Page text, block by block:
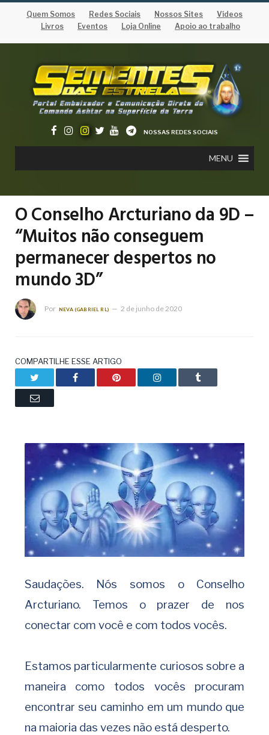
Quem Somos Redes Sociais Nossos Sites
Vídeos
Livros
Eventos Loja Online Apoio ao trabalho
NOSSAS REDES SOCIAIS
MENU
O Conselho Arcturiano da 9D –
“Muitos não conseguem
permanecer despertos no
mundo 3D”
Por NEVA (GABRIEL RL) 2 de junho de 2020
COMPARTILHE ESSE ARTIGO
Facebook Pinterest LinkedIn Tumblr
Email
Saudações. Nós somos o Conselho
Arcturiano. Temos o prazer de nos
conectar com você e com todos vocês.
Estamos particularmente curiosos sobre a
maneira como todos vocês procuram
encontrar seu caminho em um mundo que
na maioria das vezes não está desperto.